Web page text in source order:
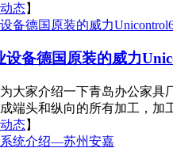
态】
设备德国原装的威力
大家介绍一下青岛办公家
端头和纵向的所有加工，加
态】